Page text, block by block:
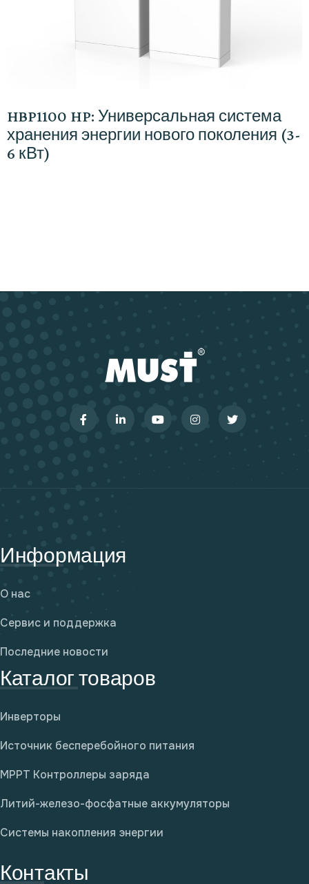
HBP1100 HP: Универсальная система
хранения энергии нового поколения (3-
6 кВт)
Информация
О нас
Сервис и поддержка
Последние новости
Каталог товаров
Инверторы
Источник бесперебойного питания
MPPT Контроллеры заряда
Литий-железо-фосфатные аккумуляторы
Системы накопления энергии
Контакты